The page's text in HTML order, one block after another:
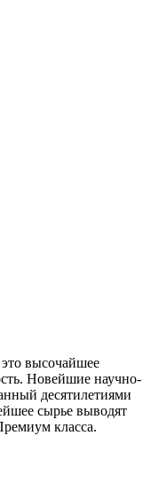
высочайшее
Новейшие научно-
десятилетиями
сырье выводят
класса.